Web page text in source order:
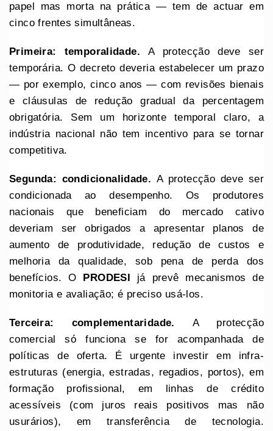
papel mas morta na prática — tem de actuar em
cinco frentes simultâneas.
Primeira: temporalidade. A protecção deve ser
temporária. O decreto deveria estabelecer um prazo
— por exemplo, cinco anos — com revisões bienais
e cláusulas de redução gradual da percentagem
obrigatória. Sem um horizonte temporal claro, a
indústria nacional não tem incentivo para se tornar
competitiva.
Segunda: condicionalidade. A protecção deve ser
condicionada ao desempenho. Os produtores
nacionais que beneficiam do mercado cativo
deveriam ser obrigados a apresentar planos de
aumento de produtividade, redução de custos e
melhoria da qualidade, sob pena de perda dos
benefícios. O PRODESI já prevê mecanismos de
monitoria e avaliação; é preciso usá-los.
Terceira: complementaridade. A protecção
comercial só funciona se for acompanhada de
políticas de oferta. É urgente investir em infra-
estruturas (energia, estradas, regadios, portos), em
formação profissional, em linhas de crédito
acessíveis (com juros reais positivos mas não
usurários), em transferência de tecnologia.